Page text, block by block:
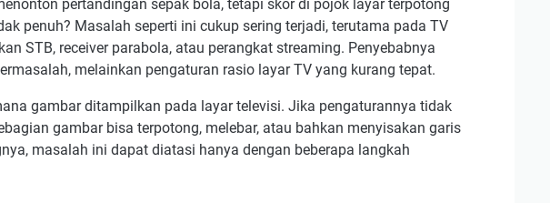
pertandingan sepak bola, tetapi skor di pojok layar terpotong
penuh? Masalah seperti ini cukup sering terjadi, terutama pada TV
STB, receiver parabola, atau perangkat streaming. Penyebabnya
melainkan pengaturan rasio layar TV yang kurang tepat.
gambar ditampilkan pada layar televisi. Jika pengaturannya tidak
gambar bisa terpotong, melebar, atau bahkan menyisakan garis
masalah ini dapat diatasi hanya dengan beberapa langkah